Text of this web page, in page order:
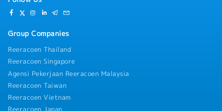
Group Companies
Reeracoen Thailand
Reeracoen Singapore
Agensi Pekerjaan Reeracoen Malaysia
Reeracoen Taiwan
Reeracoen Vietnam
Reeracoen Japan